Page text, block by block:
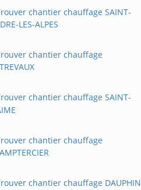
chantier chauffage SAINT-
LES-ALPES
chantier chauffage
chantier chauffage SAINT-
chantier chauffage
chantier chauffage DAUPHIN